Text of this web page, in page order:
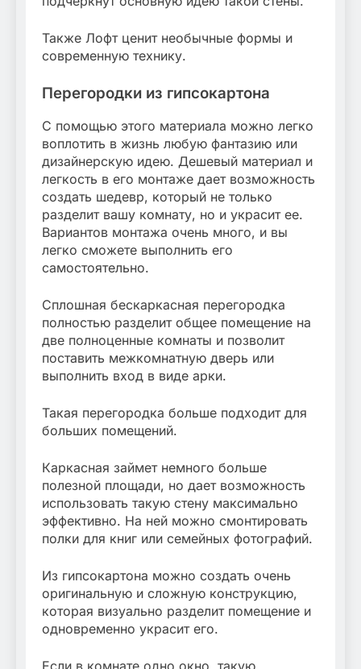
Также Лофт ценит необычные формы и
современную технику.
Перегородки из гипсокартона
С помощью этого материала можно легко
воплотить в жизнь любую фантазию или
дизайнерскую идею. Дешевый материал и
легкость в его монтаже дает возможность
создать шедевр, который не только
разделит вашу комнату, но и украсит ее.
Вариантов монтажа очень много, и вы
легко сможете выполнить его
самостоятельно.
Сплошная бескаркасная перегородка
полностью разделит общее помещение на
две полноценные комнаты и позволит
поставить межкомнатную дверь или
выполнить вход в виде арки.
Такая перегородка больше подходит для
больших помещений.
Каркасная займет немного больше
полезной площади, но дает возможность
использовать такую стену максимально
эффективно. На ней можно смонтировать
полки для книг или семейных фотографий.
Из гипсокартона можно создать очень
оригинальную и сложную конструкцию,
которая визуально разделит помещение и
одновременно украсит его.